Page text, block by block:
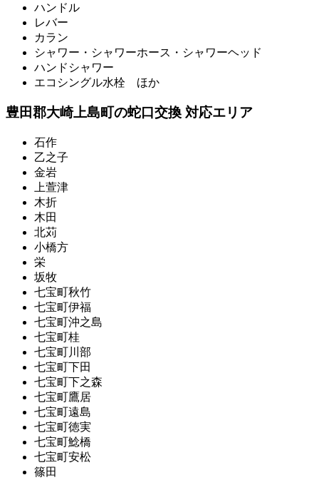
ハンドル
レバー
カラン
シャワー・シャワーホース・シャワーヘッド
ハンドシャワー
エコシングル水栓 ほか
豊田郡大崎上島町の蛇口交換 対応エリア
石作
乙之子
金岩
上萱津
木折
木田
北苅
小橋方
栄
坂牧
七宝町秋竹
七宝町伊福
七宝町沖之島
七宝町桂
七宝町川部
七宝町下田
七宝町下之森
七宝町鷹居
七宝町遠島
七宝町徳実
七宝町鯰橋
七宝町安松
篠田